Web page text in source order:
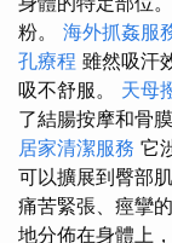
粉。 海外抓姦服
孔療程 雖然吸汗
吸不舒服。 天母
了結腸按摩和骨
居家清潔服務 它
可以擴展到臀部
痛苦緊張、痙攣
地分佈在身體上